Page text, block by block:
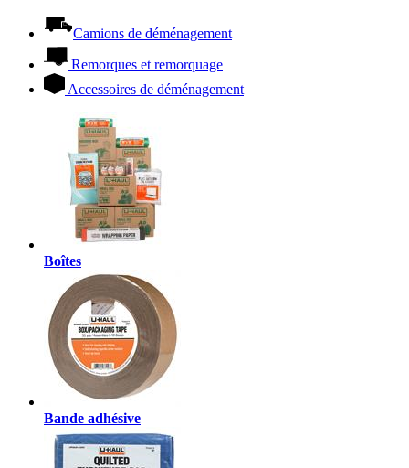
Camions de déménagement
Remorques et remorquage
Accessoires de déménagement
Boîtes
Bande adhésive